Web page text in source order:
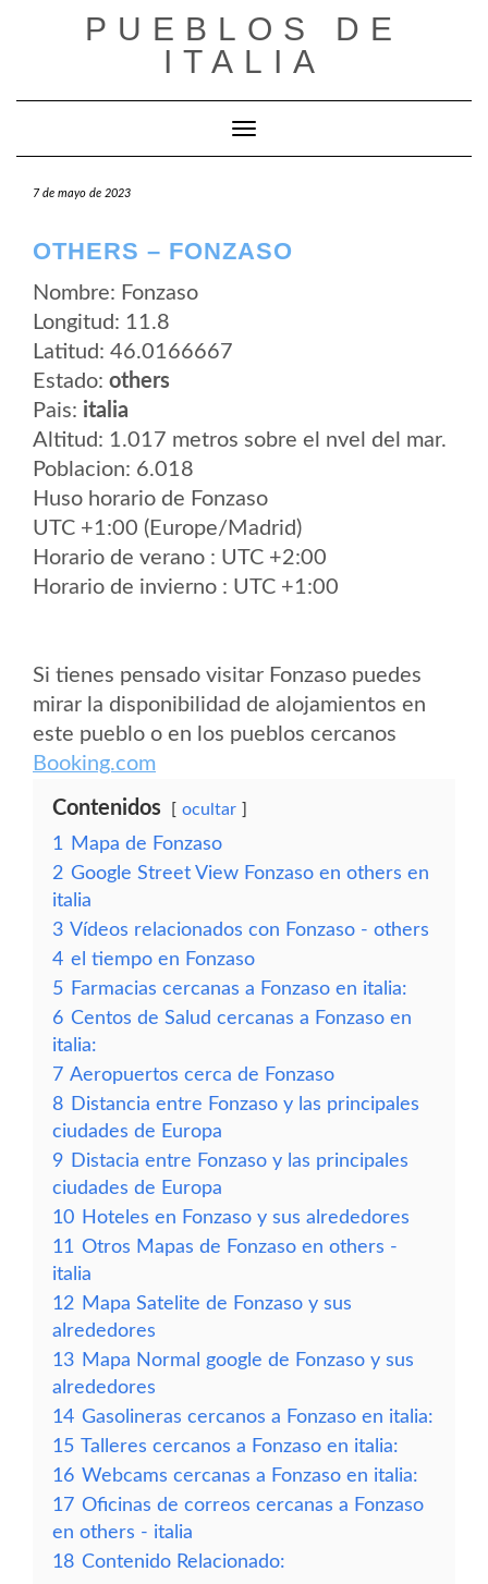
PUEBLOS DE
ITALIA
Cambiar modo de navegación
7 de mayo de 2023
OTHERS – FONZASO
Nombre: Fonzaso
Longitud: 11.8
Latitud: 46.0166667
Estado: others
Pais: italia
Altitud: 1.017 metros sobre el nvel del mar.
Poblacion: 6.018
Huso horario de Fonzaso
UTC +1:00 (Europe/Madrid)
Horario de verano : UTC +2:00
Horario de invierno : UTC +1:00
Si tienes pensado visitar Fonzaso puedes
mirar la disponibilidad de alojamientos en
este pueblo o en los pueblos cercanos
Booking.com
Contenidos ocultar
1
Mapa de Fonzaso
2 Google Street View Fonzaso en others en
italia
3 Vídeos relacionados con Fonzaso - others
4 el tiempo en Fonzaso
5 Farmacias cercanas a Fonzaso en italia:
6 Centos de Salud cercanas a Fonzaso en
italia:
7 Aeropuertos cerca de Fonzaso
8 Distancia entre Fonzaso y las principales
ciudades de Europa
9 Distacia entre Fonzaso y las principales
ciudades de Europa
10 Hoteles en Fonzaso y sus alrededores
11 Otros Mapas de Fonzaso en others -
italia
12 Mapa Satelite de Fonzaso y sus
alrededores
13 Mapa Normal google de Fonzaso y sus
alrededores
14 Gasolineras cercanos a Fonzaso en italia:
15 Talleres cercanos a Fonzaso en italia:
16 Webcams cercanas a Fonzaso en italia:
17 Oficinas de correos cercanas a Fonzaso
en others - italia
18 Contenido Relacionado: